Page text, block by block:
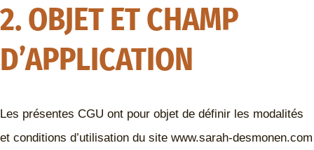
2. OBJET ET CHAMP
D’APPLICATION
Les présentes CGU ont pour objet de définir les modalités
et conditions d’utilisation du site www.sarah-desmonen.com